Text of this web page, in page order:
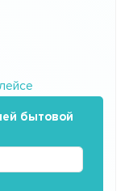
бытовой